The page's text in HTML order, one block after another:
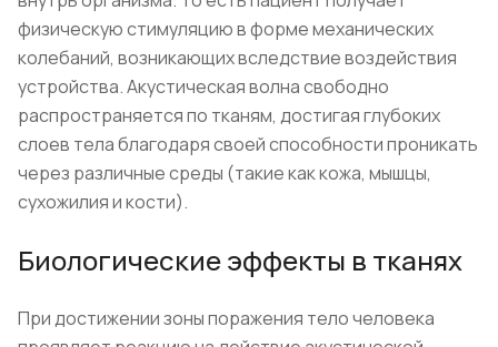
физическую стимуляцию в форме механических
колебаний, возникающих вследствие воздействия
устройства. Акустическая волна свободно
распространяется по тканям, достигая глубоких
слоев тела благодаря своей способности проникать
через различные среды (такие как кожа, мышцы,
сухожилия и кости).
Биологические эффекты в тканях
При достижении зоны поражения тело человека